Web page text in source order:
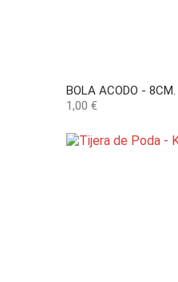
BOLA ACODO - 8CM.
Precio
1,00 €